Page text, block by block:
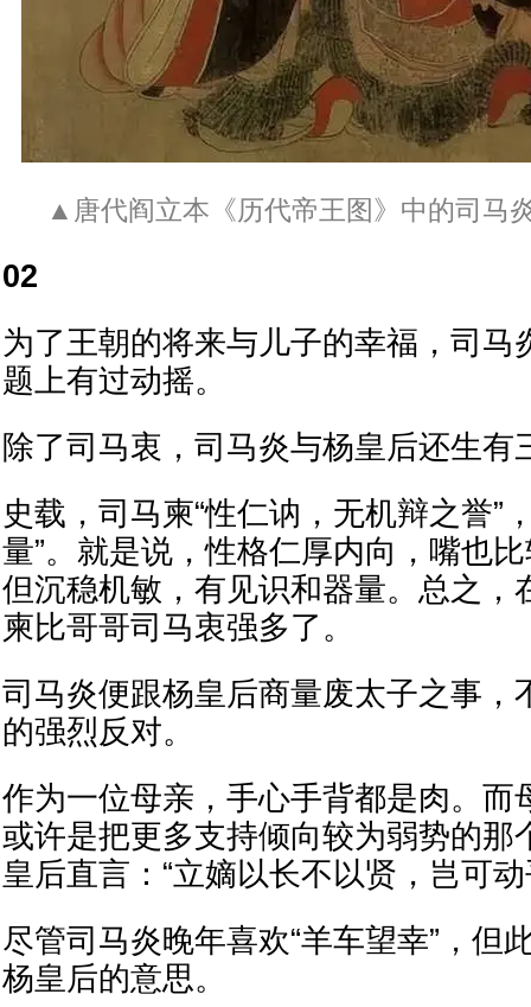
▲唐代阎立本《历代帝王图》中的司马
02
为了王朝的将来与儿子的幸福，司马
题上有过动摇。
除了司马衷，司马炎与杨皇后还生有
史载，司马柬“性仁讷，无机辩之誉”
量”。就是说，性格仁厚内向，嘴也
但沉稳机敏，有见识和器量。总之，
柬比哥哥司马衷强多了。
司马炎便跟杨皇后商量废太子之事，
的强烈反对。
作为一位母亲，手心手背都是肉。而
或许是把更多支持倾向较为弱势的那
皇后直言：“立嫡以长不以贤，岂可动
尽管司马炎晚年喜欢“羊车望幸”，但
杨皇后的意思。